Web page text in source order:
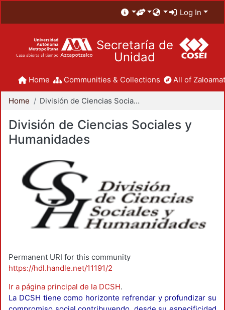
Log In
Secretaría de
Unidad
Home Communities & Collections All of
Home División de Ciencias Sociales y Humanidades
División de Ciencias Sociales y
Humanidades
Permanent URI for this community
https://hdl.handle.net/11191/2
Ir a página principal de la DCSH.
La DCSH tiene como horizonte refrendar y profundizar su